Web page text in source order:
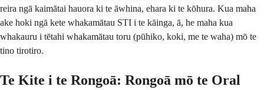
reira ngā kaimātai hauora ki te āwhina, ehara ki te kōhura. Kua maha
ake hoki ngā kete whakamātau STI i te kāinga, ā, he maha kua
whakauru i tētahi whakamātau toru (pūhiko, koki, me te waha) mō te
tino tirotiro.
Te Kite i te Rongoā: Rongoā mō te Oral